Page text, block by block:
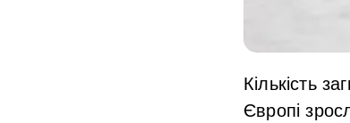
Кількість
Європі